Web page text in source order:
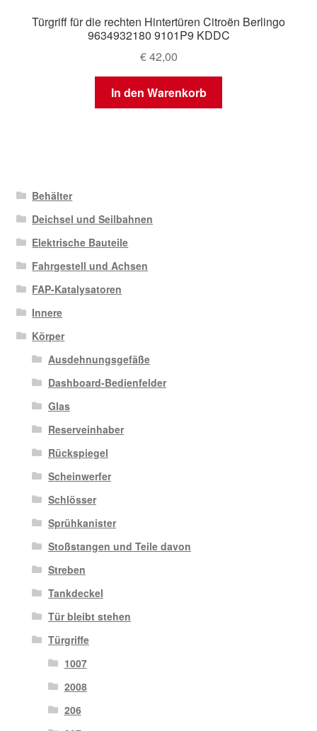
Türgriff für die rechten Hintertüren Citroën Berlingo
9634932180 9101P9 KDDC
€42,00
In den Warenkorb
Behälter
Deichsel und Seilbahnen
Elektrische Bauteile
Fahrgestell und Achsen
FAP-Katalysatoren
Innere
Körper
Ausdehnungsgefäße
Dashboard-Bedienfelder
Glas
Reserveinhaber
Rückspiegel
Scheinwerfer
Schlösser
Sprühkanister
Stoßstangen und Teile davon
Streben
Tankdeckel
Tür bleibt stehen
Türgriffe
1007
2008
206